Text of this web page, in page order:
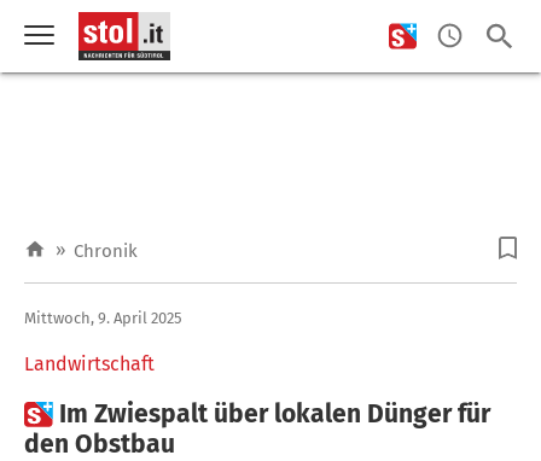
» Chronik
Landwirtschaft
Mittwoch, 9. April 2025
 Im Zwiespalt über lokalen Dünger für
den Obstbau